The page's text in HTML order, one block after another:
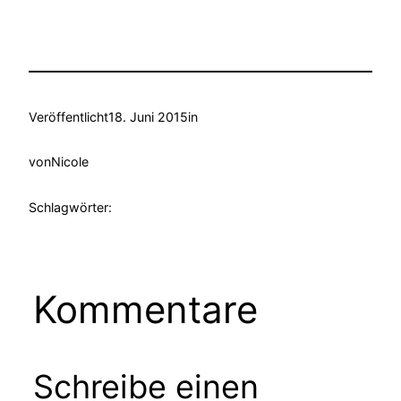
Veröffentlicht18. Juni 2015in
vonNicole
Schlagwörter:
Kommentare
Schreibe einen